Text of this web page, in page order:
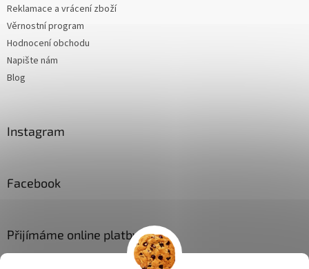
Reklamace a vrácení zboží
Věrnostní program
Hodnocení obchodu
Napište nám
Blog
Instagram
Facebook
Přijímáme online platby